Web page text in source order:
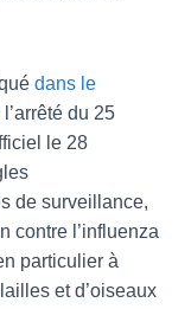
dans le
l’arrêté du 25
le 28
de surveillance,
contre l’influenza
particulier à
et d’oiseaux